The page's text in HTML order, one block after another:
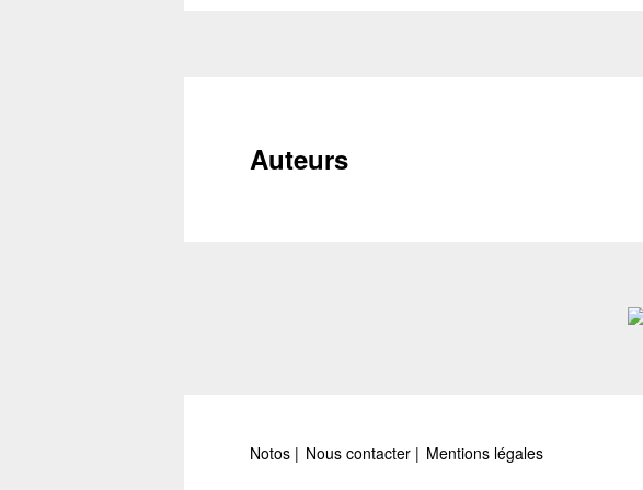
Auteurs
Notos Nous contacter Mentions légales